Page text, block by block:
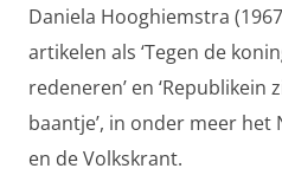
Daniela Hooghiemstra
artikelen als ‘Tegen de
redeneren’ en ‘Republikein
baantje’, in onder meer het
en de Volkskrant.